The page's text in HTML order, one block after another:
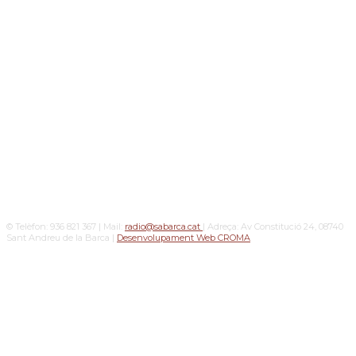
© Telèfon: 936 821 367 | Mail: radio@sabarca.cat | Adreça: Av Constitució 24, 08740
Sant Andreu de la Barca | Desenvolupament Web CROMA